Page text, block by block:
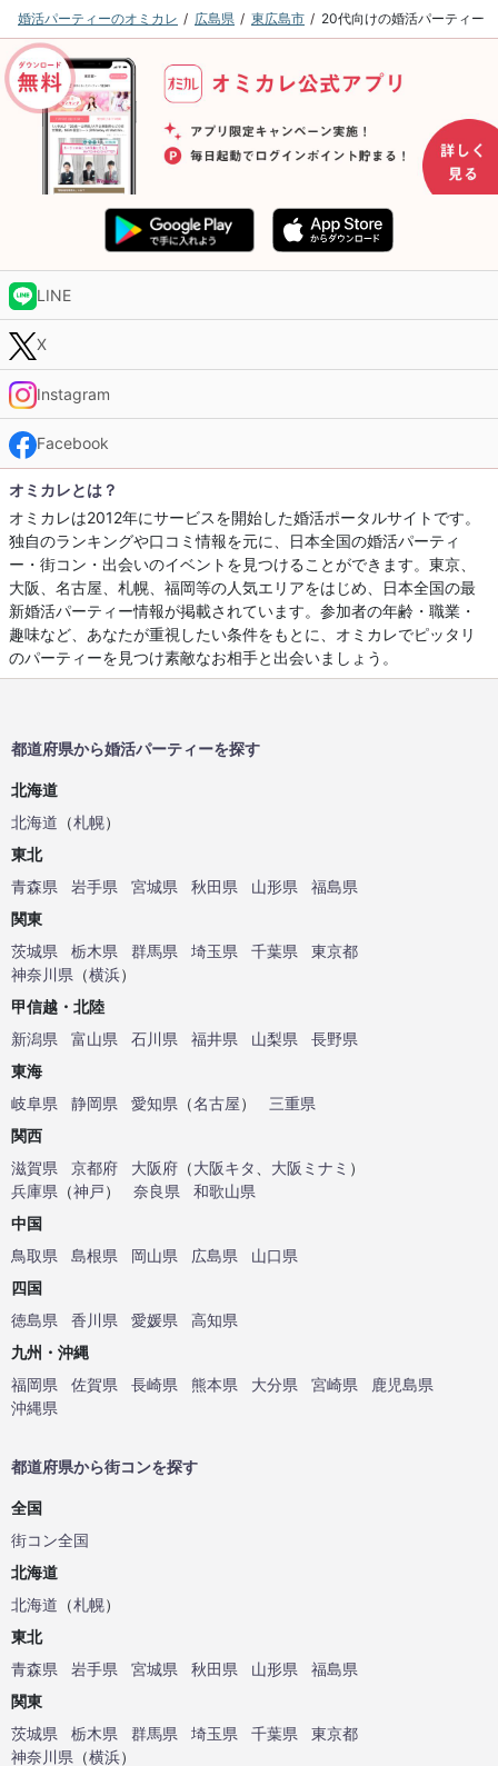
婚活パーティーのオミカレ 広島県 東広島市 20代向けの婚活パーティー
LINE
X
Instagram
Facebook
オミカレとは？
オミカレは2012年にサービスを開始した婚活ポータルサイトです。
独自のランキングや口コミ情報を元に、日本全国の婚活パーティ
ー・街コン・出会いのイベントを見つけることができます。東京、
大阪、名古屋、札幌、福岡等の人気エリアをはじめ、日本全国の最
新婚活パーティー情報が掲載されています。参加者の年齢・職業・
趣味など、あなたが重視したい条件をもとに、オミカレでピッタリ
のパーティーを見つけ素敵なお相手と出会いましょう。
都道府県から婚活パーティーを探す
北海道
北海道 （札幌）
東北
青森県
岩手県 宮城県 秋田県 山形県
福島県
関東
茨城県
栃木県 群馬県 埼玉県 千葉県
東京都
神奈川県 （横浜）
甲信越・北陸
新潟県
富山県 石川県 福井県 山梨県
長野県
東海
岐阜県
静岡県 愛知県 （名古屋）
三重県
関西
滋賀県
京都府 大阪府 （大阪キタ 大阪ミナミ ）
兵庫県 （神戸） 奈良県
和歌山県
中国
鳥取県
島根県 岡山県 広島県
山口県
四国
徳島県
香川県 愛媛県
高知県
九州・沖縄
福岡県
佐賀県 長崎県 熊本県 大分県 宮崎県
鹿児島県
沖縄県
都道府県から街コンを探す
全国
街コン全国
北海道
北海道 （札幌）
東北
青森県
岩手県 宮城県 秋田県 山形県
福島県
関東
茨城県
栃木県 群馬県 埼玉県 千葉県
東京都
神奈川県 （横浜）